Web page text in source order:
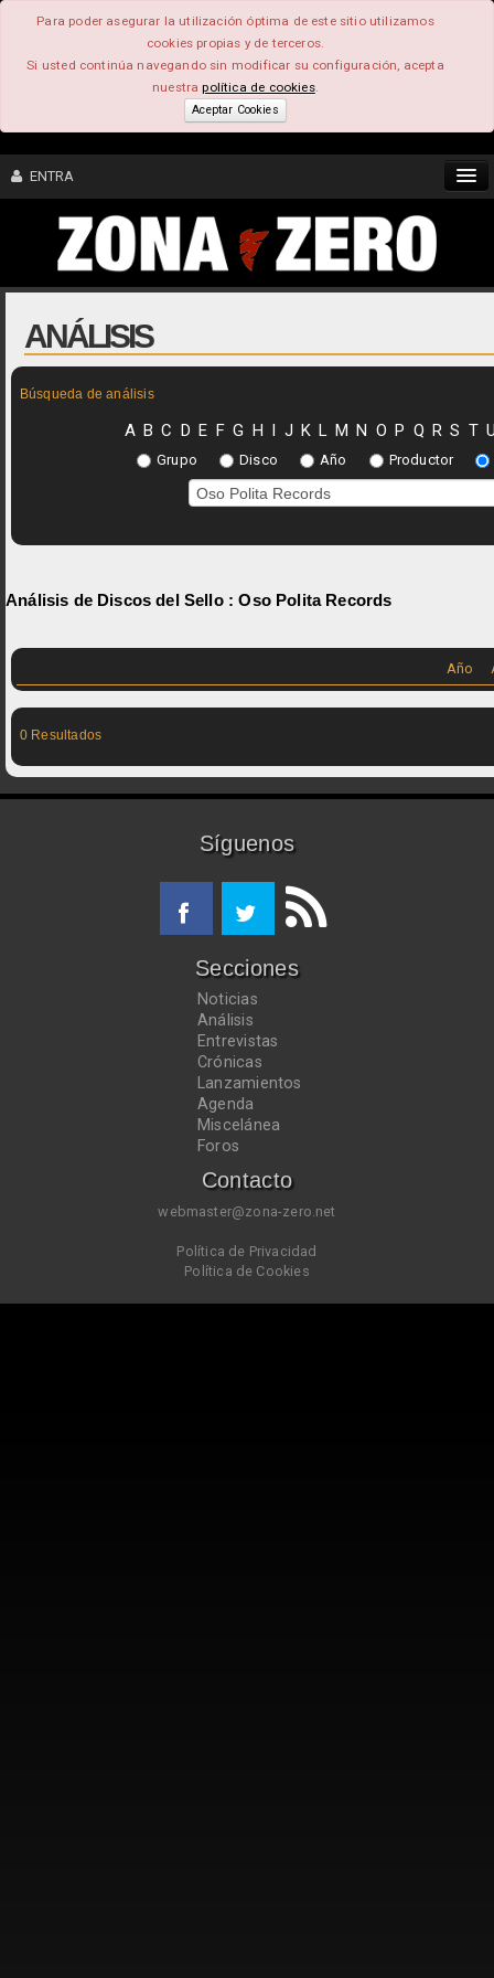
Para poder asegurar la utilización óptima de este sitio utilizamos
cookies propias y de terceros.
Si usted continúa navegando sin modificar su configuración, acepta
nuestrapolítica de cookies.
Aceptar Cookies
ENTRA
CONTENIDO
COMUNIDAD
FEEEDBACK
ANÁLISIS
Búsqueda de análisis
A B C D E F G H I J K L M N O P Q R S T
Grupo Disco Año Productor
Análisis de Discos del Sello :Oso Polita Records
Año
0 Resultados
Síguenos
Secciones
Noticias
Análisis
Entrevistas
Crónicas
Lanzamientos
Agenda
Miscelánea
Foros
Contacto
webmaster@zona-zero.net
Política de Privacidad
Política de Cookies